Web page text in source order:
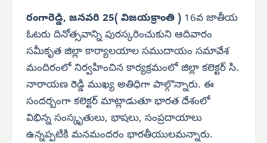
రంగారెడ్డి, జనవరి 25( విజయక్రాంతి ) 16వ జాతీయ
ఓటరు దినోత్సవాన్ని పురస్కరించుకుని ఆదివారం
సమీకృత జిల్లా కార్యాలయాల సముదాయం సమావేశ
మందిరంలో నిర్వహించిన కార్యక్రమంలో జిల్లా కలెక్టర్ సి.
నారాయణ రెడ్డి ముఖ్య అతిధిగా పాల్గొన్నారు. ఈ
సందర్బంగా కలెక్టర్ మాట్లాడుతూ భారత దేశంలో
విభిన్న సంస్కృతులు, భాషలు, సంప్రదాయాలు
ఉన్నప్పటికి మనమందరం భారతీయులమన్నారు.